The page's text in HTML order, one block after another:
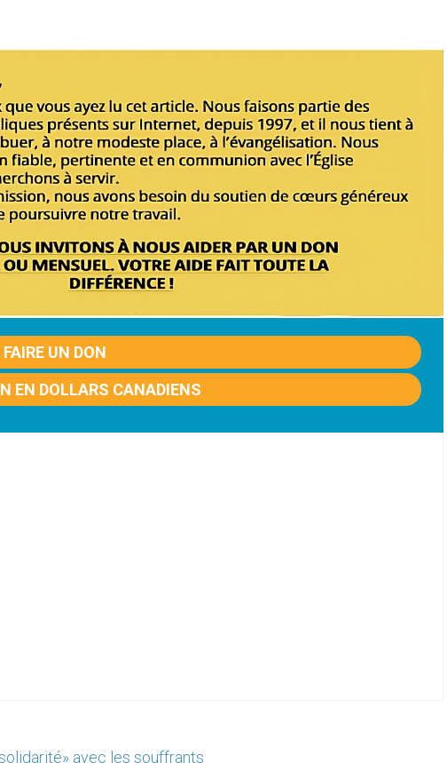
FAIRE UN DON
EN DOLLARS CANADIENS
avec les souffrants